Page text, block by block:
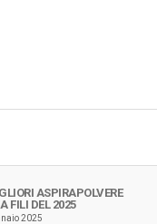
ASPIRAPOLVERE
FILI DEL 2025
2025